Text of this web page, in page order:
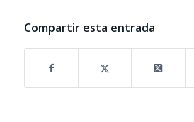
Compartir esta entrada